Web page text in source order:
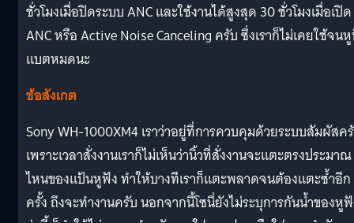
ชั่วโมงเมื่อปิดระบบ ANC และใช้งานได้สูงสุด 30 ชั่วโมงเมื่อเปิด
ANC หรือ Active Noise Canceling ครับ ซึ่งเราก็ไม่เคยใช้จน
แบตหมดนะ
ข้อสังเกต
Sony WH-1000XM4 เราว่าอยู่ที่การควบคุมด้วยระบบสัมผัสค
เพราะเวลาสั่งงานเราก็ไม่เห็นว่านิ้วที่สั่งงานจะแตะตรงประมาณ
ไหนของแป้นหูฟัง ทำให้บางทีเราก็แตะพลาดจนต้องแตะซ้ำอีก
ครั้ง ถึงจะทำงานครับ นอกจากนี้โซนี่ยังไม่ระบุการกันน้ำของหู